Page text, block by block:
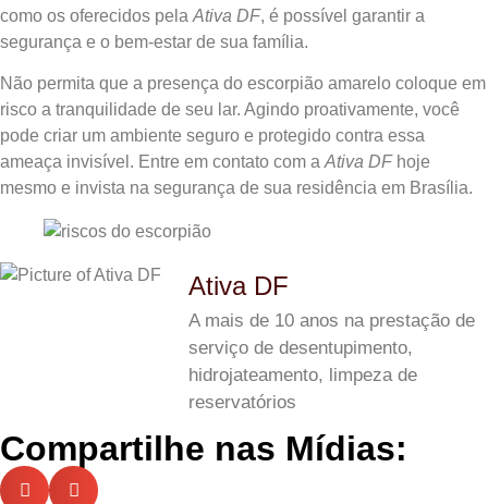
como os oferecidos pela Ativa DF, é possível garantir a
segurança e o bem-estar de sua família.
Não permita que a presença do escorpião amarelo coloque em
risco a tranquilidade de seu lar. Agindo proativamente, você
pode criar um ambiente seguro e protegido contra essa
ameaça invisível. Entre em contato com a Ativa DFhoje
mesmo e invista na segurança de sua residência em Brasília.
Ativa DF
A mais de 10 anos na prestação de
serviço de desentupimento,
hidrojateamento, limpeza de
reservatórios
Compartilhe nas Mídias: